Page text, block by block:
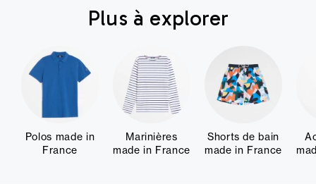
Plus à explorer
Polos made in
France
Marinières
made in France
Shorts de bain
made in France